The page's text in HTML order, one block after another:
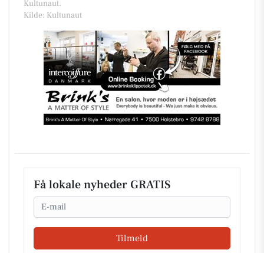
Kultunaut.
Kilde: Kultunaut
Få lokale nyheder GRATIS
Email
Tilmeld